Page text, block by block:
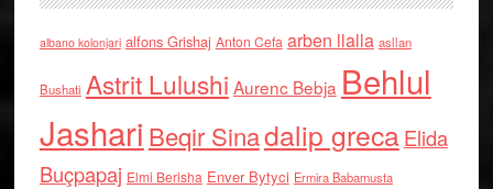
albano kolonjari alfons Grishaj Anton Cefa arben llalla asllan
Bushati Astrit Lulushi Aurenc Bebja Behlul
Jashari Beqir Sinadalip grecaElida
Buçpapaj Elmi Berisha Enver Bytyci Ermira Babamusta